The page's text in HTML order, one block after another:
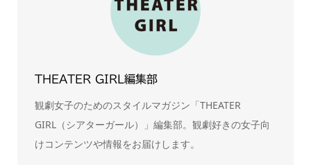
THEATER GIRL編集部
観劇女子のためのスタイルマガジン「THEATER
GIRL（シアターガール）」編集部。観劇好きの女子向
けコンテンツや情報をお届けします。